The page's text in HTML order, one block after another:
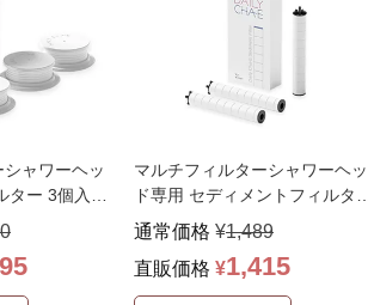
ャワーヘッ
ター 3個入り
マルチフィルターシャワーヘッ
ド専用 セディメントフィルター
3個入り 交換用 交…
通常価格 ¥1,489
直販価格 ¥1,415